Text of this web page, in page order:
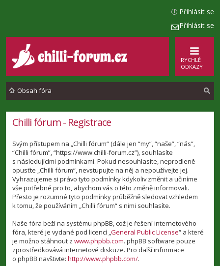
Přihlásit se
Přihlásit se
RYCHLÉ
ODKAZY
Obsah fóra
Chilli fórum - Registrace
Svým přístupem na „Chilli fórum“ (dále jen “my”, “naše”, “nás”,
“Chilli fórum”, “https://www.chilli-forum.cz”), souhlasíte
s následujícími podmínkami. Pokud nesouhlasíte, neprodleně
opusťte „Chilli fórum“, nevstupujte na něj a nepoužívejte jej.
Vyhrazujeme si právo tyto podmínky kdykoliv změnit a učiníme
vše potřebné pro to, abychom vás o této změně informovali.
Přesto je rozumné tyto podmínky průběžně sledovat vzhledem
k tomu, že používáním „Chilli fórum“ s nimi souhlasíte.
Naše fóra beží na systému phpBB, což je řešení internetového
fóra, které je vydané pod licencí „General Public License“ a které
je možno stáhnout z www.phpbb.com. phpBB software pouze
zprostředkovává internetové diskuze. Pro další informace
o phpBB navštivte: http://www.phpbb.com/.